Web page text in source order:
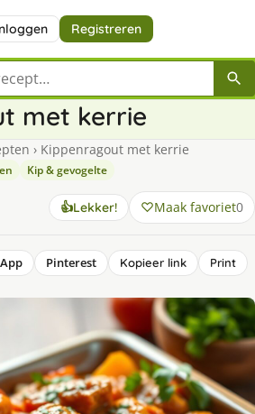
Registreren
recept
met kerrie
› Kippenragout met kerrie
Kip & gevogelte
👍Lekker! Maak favoriet0
Pinterest Kopieer link Print